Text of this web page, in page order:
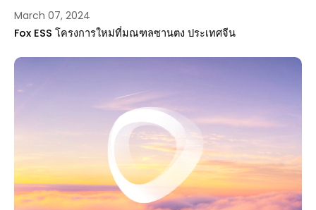
March 07, 2024
Fox ESS โครงการใหม่ที่มณฑลซานตง ประเทศจีน